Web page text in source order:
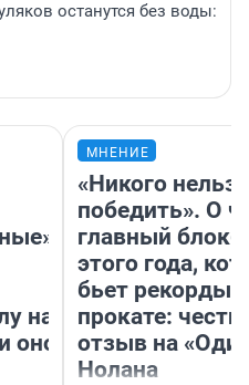
останутся без воды:
на
оно
МНЕНИЕ
«Никого нельзя
победить». О
главный
этого года,
бьет рекорды в
прокате:
отзыв на
Нолана